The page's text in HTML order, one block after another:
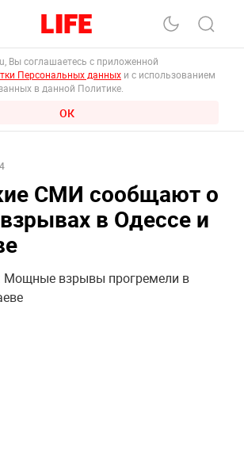
Вы соглашаетесь с приложенной
Персональных данных и с использованием
в данной Политике.
ОК
СМИ сообщают о
в Одессе и
Мощные взрывы прогремели в